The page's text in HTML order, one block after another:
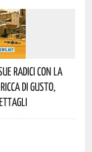
Radici Con La
Di Gusto,